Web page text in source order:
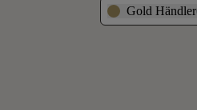
Gold Händler